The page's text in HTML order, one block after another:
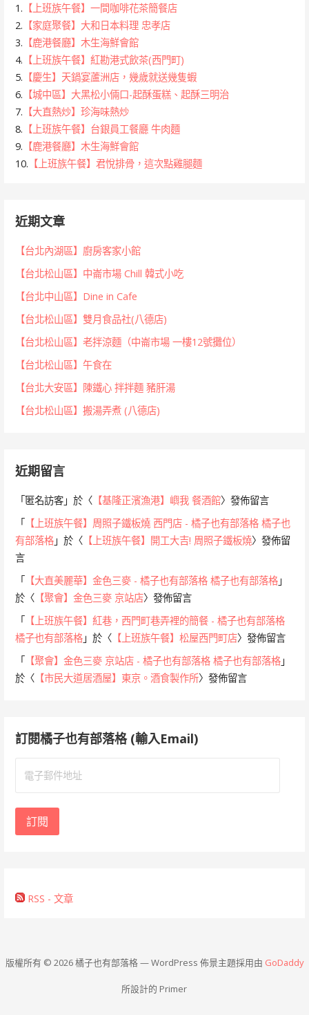
1. 【上班族午餐】一間咖啡花茶簡餐店
2. 【家庭聚餐】大和日本料理 忠孝店
3. 【鹿港餐廳】木生海鮮會館
4. 【上班族午餐】紅勘港式飲茶(西門町)
5. 【慶生】天鍋宴蘆洲店，幾歲就送幾隻蝦
6. 【城中區】大黑松小倆口-起酥蛋糕、起酥三明治
7. 【大直熱炒】珍海味熱炒
8. 【上班族午餐】台銀員工餐廳 牛肉麵
9. 【鹿港餐廳】木生海鮮會館
10. 【上班族午餐】君悅排骨，這次點雞腿麵
近期文章
【台北內湖區】廚房客家小館
【台北松山區】中崙市場 Chill 韓式小吃
【台北中山區】Dine in Cafe
【台北松山區】雙月食品社(八德店)
【台北松山區】老拌涼麵（中崙市場 一樓12號攤位）
【台北松山區】午食在
【台北大安區】陳鐵心 拌拌麵 豬肝湯
【台北松山區】搬湯弄煮 (八德店)
近期留言
「匿名訪客 」於〈 【基隆正濱漁港】嶼我 餐酒館〉發佈留言
「 【上班族午餐】周照子鐵板燒 西門店 - 橘子也有部落格 橘子也
有部落格 」於〈 【上班族午餐】開工大吉! 周照子鐵板燒〉發佈留
言
「 【大直美麗華】金色三麥 - 橘子也有部落格 橘子也有部落格 」
於〈 【聚會】金色三麥 京站店〉發佈留言
「 【上班族午餐】紅巷，西門町巷弄裡的簡餐 - 橘子也有部落格
橘子也有部落格 」於〈 【上班族午餐】松屋西門町店〉發佈留言
「 【聚會】金色三麥 京站店 - 橘子也有部落格 橘子也有部落格 」
於〈 【市民大道居酒屋】東京。酒食製作所〉發佈留言
訂閱橘子也有部落格 (輸入Email)
地
訂閱
RSS - 文章
版權所有 © 2026 橘子也有部落格 — WordPress 佈景主題採用由 GoDaddy
所設計的 Primer